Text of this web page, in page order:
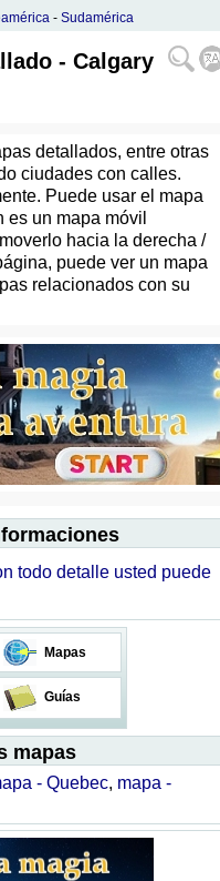
- Sudamérica
- Calgary
detallados, entre otras
ciudades con calles.
Puede usar el mapa
un mapa móvil
hacia la derecha /
puede ver un mapa
relacionados con su
todo detalle usted puede
Mapas
Guías
mapas
- Quebec, mapa -